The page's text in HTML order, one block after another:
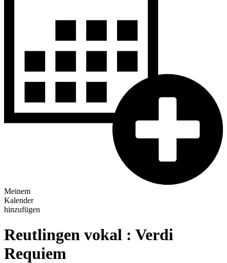
Meinem
Kalender
hinzufügen
Reutlingen vokal : Verdi
Requiem